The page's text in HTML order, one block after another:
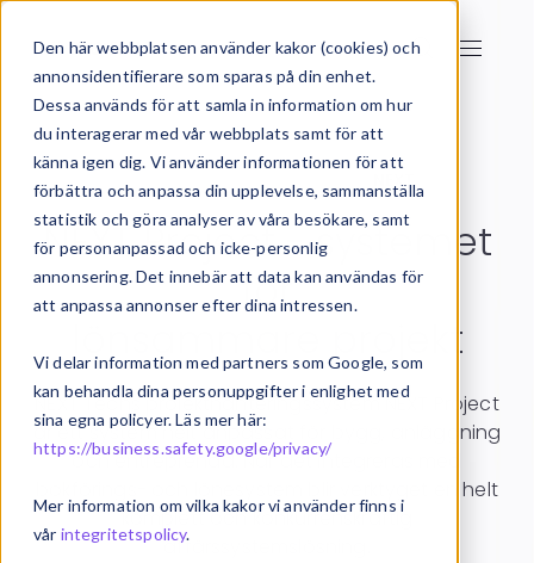
Den här webbplatsen använder kakor (cookies) och
annonsidentifierare som sparas på din enhet.
Dessa används för att samla in information om hur
du interagerar med vår webbplats samt för att
känna igen dig. Vi använder informationen för att
förbättra och anpassa din upplevelse, sammanställa
statistik och göra analyser av våra besökare, samt
för personanpassad och icke-personlig
annonsering. Det innebär att data kan användas för
att anpassa annonser efter dina intressen.
Vi delar information med partners som Google, som
kan behandla dina personuppgifter i enlighet med
sina egna policyer. Läs mer här:
https://business.safety.google/privacy/
Mer information om vilka kakor vi använder finns i
vår integritetspolicy.
Startsida Projekthantering NEXT
NEXT Project - systemet
för
lönsammare projekt
NEXT Techs projekthanteringssystem NEXT Project
är ett system helt anpassat för bygg, anläggning
och entreprenad. När det integreras med
bokförings- och lönesystem blir verktyget en helt
komplett och konkurrenskraftig
affärssystemslösning.